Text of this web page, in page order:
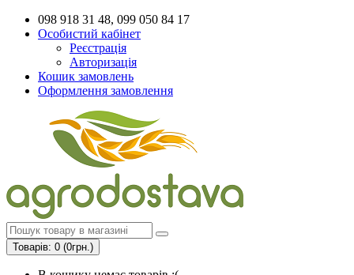
098 918 31 48, 099 050 84 17
Особистий кабінет
Реєстрація
Авторизація
Кошик замовлень
Оформлення замовлення
Товарів: 0 (0грн.)